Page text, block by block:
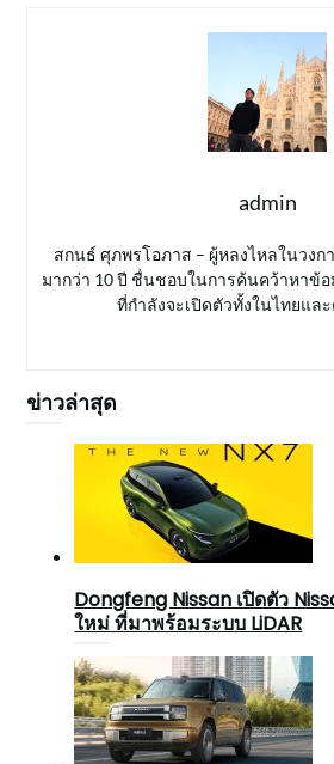
admin
สกนธ์ ศุภพรโอภาส – ผู้หลงไหลในวง
มากว่า 10 ปี ชื่นชอบในการค้นคว้าหาข้
ที่กำลังจะเปิดตัวทั้งในไทยแล
ข่าวล่าสุด
Dongfeng Nissan เปิดตัว
ใหม่ ที่มาพร้อมระบบ LiDAR